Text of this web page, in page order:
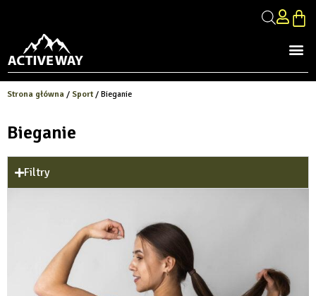
Strona główna / Sport / Bieganie
Bieganie
Filtry